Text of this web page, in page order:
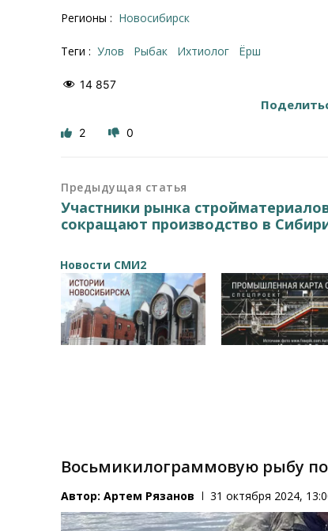
Регионы : Новосибирск
Теги : улов рыбак ихтиолог ёрш
14 857
2 0
Предыдущая статья
Участники рынка
сокращают производство в
Новости СМИ2
Восьмикилограммовую рыбу
Автор:Артем Рязанов 31 октября 2024,